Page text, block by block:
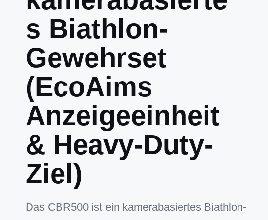
s Biathlon-
Gewehrset
(EcoAims
Anzeigeeinheit
& Heavy-Duty-
Ziel)
Das CBR500 ist ein kamerabasiertes Biathlon-